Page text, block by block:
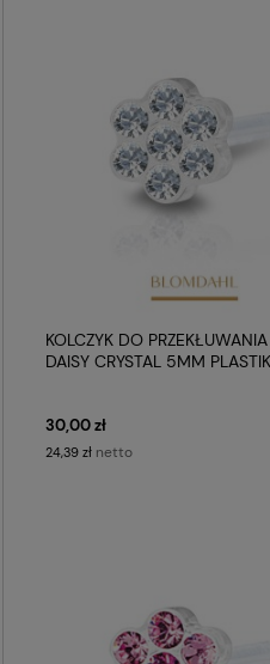
KOLCZYK DO
DAISY CRYSTAL 5MM PLASTIK
30,00 zł
24,39 zł netto